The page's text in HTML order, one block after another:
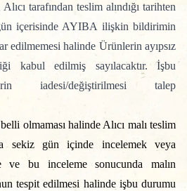
tarafından teslim alındığı tarihten
içerisinde AYIBA ilişkin bildirimin
edilmemesi halinde Ürünlerin ayıpsız
kabul edilmiş sayılacaktır. İşbu
iadesi/değiştirilmesi talep
belli olmaması halinde Alıcı malı teslim
sekiz gün içinde incelemek veya
ve bu inceleme sonucunda malın
tespit edilmesi halinde işbu durumu